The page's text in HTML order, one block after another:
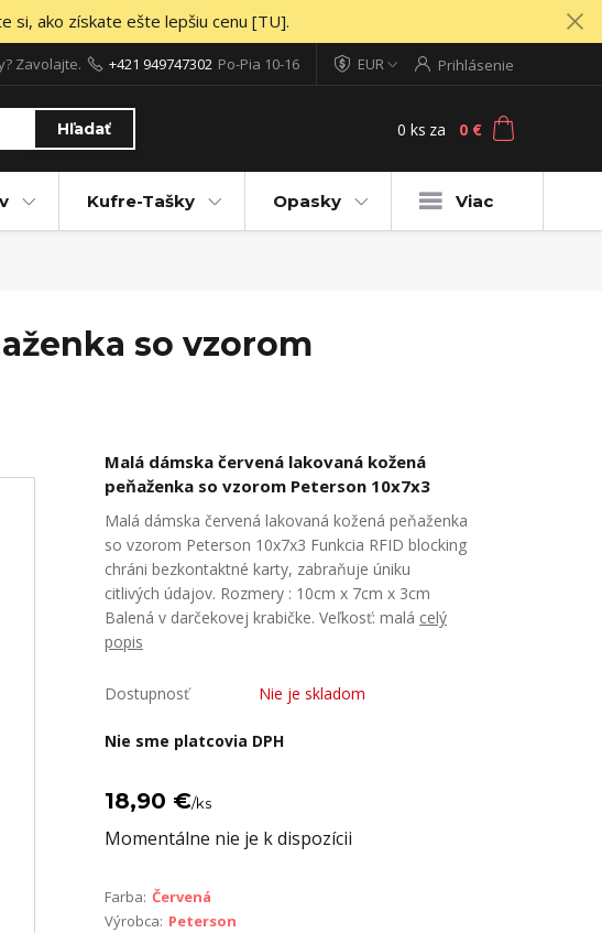
si, ako získate ešte lepšiu cenu [TU].
EUR Prihlásenie
Hľadať
Zavolajte. +421 949747302 Po-Pia 10-16
0 ks za 0 €
Kufre-Tašky Opasky Viac
so vzorom
Malá dámska červená lakovaná kožená
peňaženka so vzorom Peterson 10x7x3
Malá dámska červená lakovaná kožená peňaženka
so vzorom Peterson 10x7x3 Funkcia RFID blocking
chráni bezkontaktné karty, zabraňuje úniku
citlivých údajov. Rozmery : 10cm x 7cm x 3cm
Balená v darčekovej krabičke. Veľkosť: malá celý
popis
Dostupnosť Nie je skladom
Nie sme platcovia DPH
18,90 €/ks
Momentálne nie je k dispozícii
Farba: Červená
Výrobca: Peterson